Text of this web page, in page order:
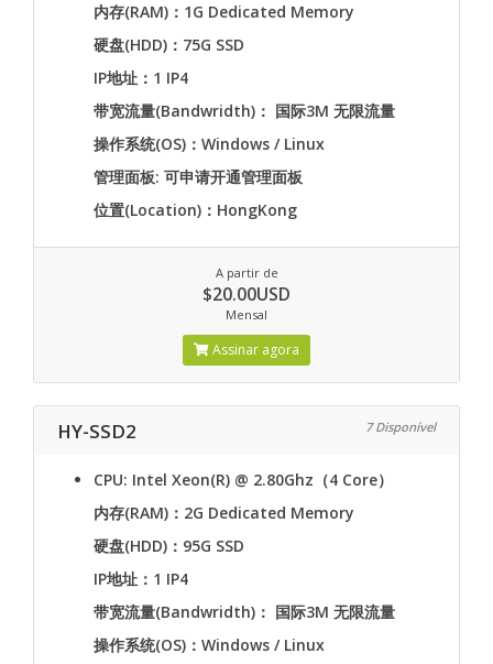
内存(RAM)：1G Dedicated Memory
硬盘(HDD)：75G SSD
IP地址：1 IP4
带宽流量(Bandwridth)： 国际3M 无限流量
操作系统(OS)：Windows / Linux
管理面板: 可申请开通管理面板
位置(Location)：HongKong
A partir de
$20.00USD
Mensal
Assinar agora
HY-SSD2 7 Disponível
CPU: Intel Xeon(R) @ 2.80Ghz（4 Core）
内存(RAM)：2G Dedicated Memory
硬盘(HDD)：95G SSD
IP地址：1 IP4
带宽流量(Bandwridth)： 国际3M 无限流量
操作系统(OS)：Windows / Linux